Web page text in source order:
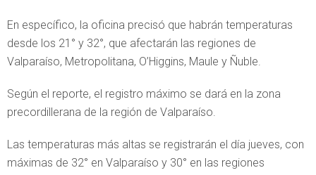
En específico, la oficina precisó que habrán temperaturas
desde los 21° y 32°, que afectarán las regiones de
Valparaíso, Metropolitana, O’Higgins, Maule y Ñuble.
Según el reporte, el registro máximo se dará en la zona
precordillerana de la región de Valparaíso.
Las temperaturas más altas se registrarán el día jueves, con
máximas de 32° en Valparaíso y 30° en las regiones